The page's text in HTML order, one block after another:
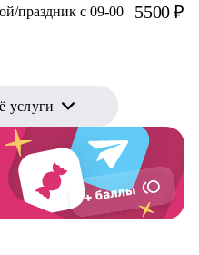
праздник с 09-00
5500 ₽
услуги